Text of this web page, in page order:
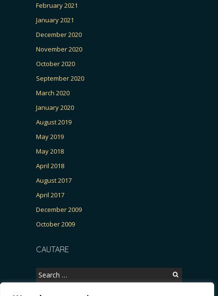
February 2021
January 2021
December 2020
November 2020
October 2020
September 2020
March 2020
January 2020
August 2019
May 2019
May 2018
April 2018
August 2017
April 2017
December 2009
October 2009
CAUTARE
Search
for: